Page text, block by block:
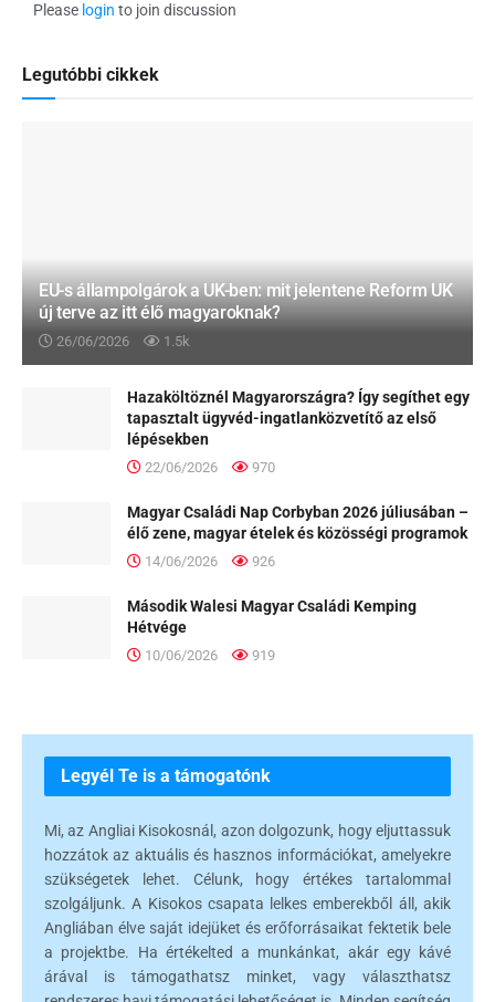
Please login to join discussion
Legutóbbi cikkek
EU-s állampolgárok a UK-ben: mit jelentene Reform UK
új terve az itt élő magyaroknak?
26/06/2026 1.5k
Hazaköltöznél Magyarországra? Így segíthet egy
tapasztalt ügyvéd-ingatlanközvetítő az első
lépésekben
22/06/2026 970
Magyar Családi Nap Corbyban 2026 júliusában –
élő zene, magyar ételek és közösségi programok
14/06/2026 926
Második Walesi Magyar Családi Kemping
Hétvége
10/06/2026 919
Legyél Te is a támogatónk
Mi, az Angliai Kisokosnál, azon dolgozunk, hogy eljuttassuk
hozzátok az aktuális és hasznos információkat, amelyekre
szükségetek lehet. Célunk, hogy értékes tartalommal
szolgáljunk. A Kisokos csapata lelkes emberekből áll, akik
Angliában élve saját idejüket és erőforrásaikat fektetik bele
a projektbe. Ha értékelted a munkánkat, akár egy kávé
árával is támogathatsz minket, vagy választhatsz